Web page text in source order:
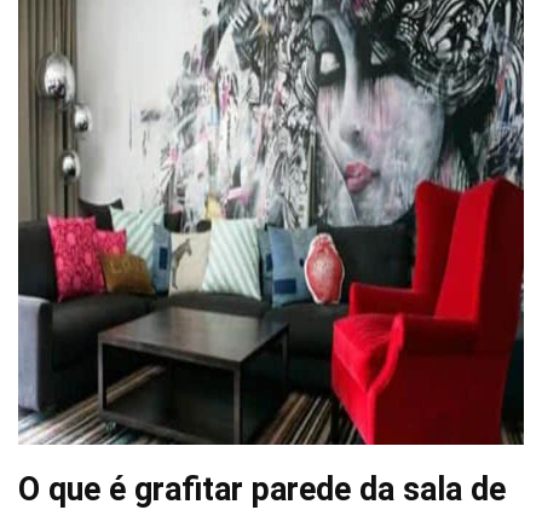
O que é grafitar parede da sala de